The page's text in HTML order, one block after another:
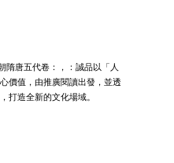
隋唐五代卷：，：誠品以「人
價值，由推廣閱讀出發，並透
打造全新的文化場域。